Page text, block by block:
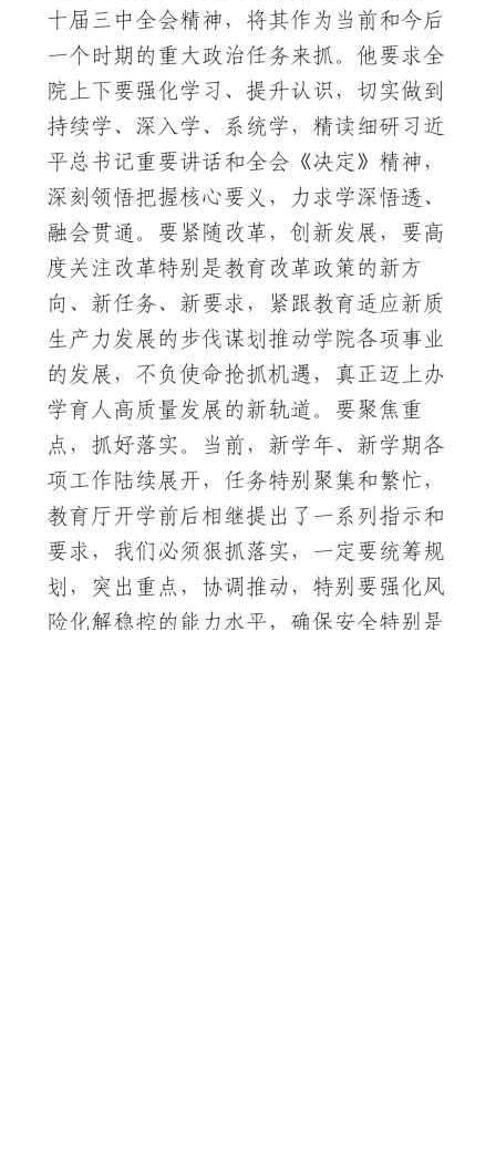
十届三中全会精神，将其作为当前和今后
一个时期的重大政治任务来抓。他要求全
院上下要强化学习、提升认识，切实做到
持续学、深入学、系统学，精读细研习近
平总书记重要讲话和全会《决定》精神，
深刻领悟把握核心要义，力求学深悟透、
融会贯通。要紧随改革，创新发展，要高
度关注改革特别是教育改革政策的新方
向、新任务、新要求，紧跟教育适应新质
生产力发展的步伐谋划推动学院各项事业
的发展，不负使命抢抓机遇，真正迈上办
学育人高质量发展的新轨道。要聚焦重
点，抓好落实。当前，新学年、新学期各
项工作陆续展开，任务特别聚集和繁忙，
教育厅开学前后相继提出了一系列指示和
要求，我们必须狠抓落实，一定要统筹规
划，突出重点，协调推动，特别要强化风
险化解稳控的能力水平，确保安全特别是